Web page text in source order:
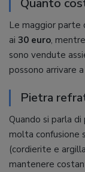
Le maggior
ai 30 euro,
sono vendute
possono arrivare
Pietra
Quando si parla
molta confusione
(cordierite e
mantenere